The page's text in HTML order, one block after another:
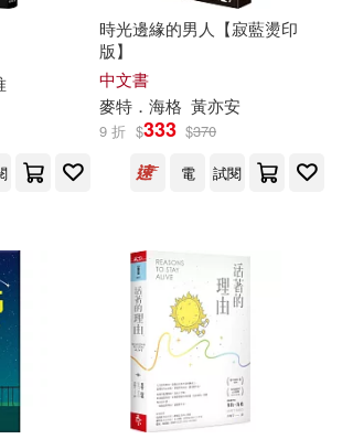
麥特‧海格(6)
格(2)
(1)
Matt Haig）(1)
)
時光邊緣的男人【寂藍燙印
版】
中文書
麥特 ． 海格 黃亦安
9 折 $333 $370
電
試閱